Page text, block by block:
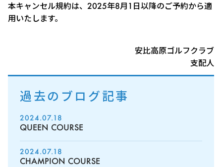
本キャンセル規約は、2025年8月1日以降のご予約から適
用いたします。
安比高原ゴルフクラブ
支配人
過去のブログ記事
2024.07.18
QUEEN COURSE
2024.07.18
CHAMPION COURSE